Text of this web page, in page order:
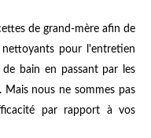
de grand-mère afin de
pour l'entretien
bain en passant par les
Mais nous ne sommes pas
par rapport à vos